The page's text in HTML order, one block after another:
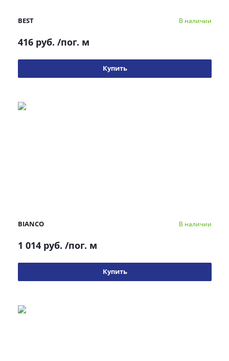
BEST В наличии
416 руб. /пог. м
Купить
BIANCO В наличии
1 014 руб. /пог. м
Купить